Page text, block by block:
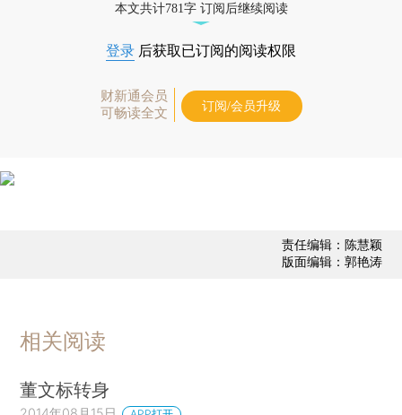
本文共计781字 订阅后继续阅读
登录 后获取已订阅的阅读权限
财新通会员
可畅读全文
订阅/会员升级
责任编辑：陈慧颖
版面编辑：郭艳涛
相关阅读
董文标转身